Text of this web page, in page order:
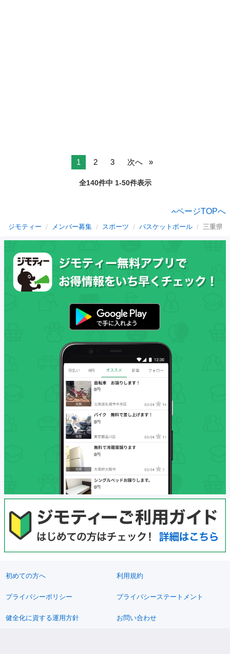
1 2 3 次へ
全140件中 1-50件表示
ページTOPへ
ジモティー メンバー募集 スポーツ バスケットボール 三重県
初めての方へ 利用規約
プライバシーポリシー プライバシーステートメント
健全化に資する運用方針 お問い合わせ